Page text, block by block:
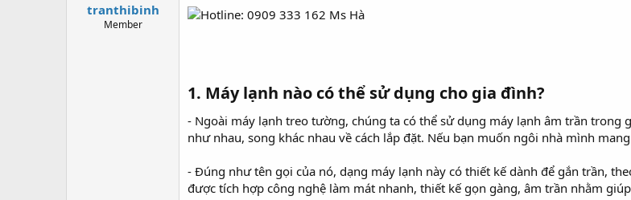
tranthibinh
Member
1. Máy lạnh nào có thể sử dụng cho gia đình?​
- Ngoài máy lạnh treo tường, chúng ta có thể sử dụng máy lạnh âm trần trong
như nhau, song khác nhau về cách lắp đặt. Nếu bạn muốn ngôi nhà mình
- Đúng như tên gọi của nó, dạng máy lạnh này có thiết kế dành để gắn trần,
được tích hợp công nghệ làm mát nhanh, thiết kế gọn gàng, âm trần nhằm